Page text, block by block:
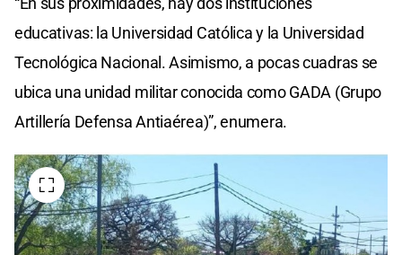
educativas: la Universidad Católica y la Universidad
Tecnológica Nacional. Asimismo, a pocas cuadras se
ubica una unidad militar conocida como GADA (Grupo
Artillería Defensa Antiaérea)”, enumera.